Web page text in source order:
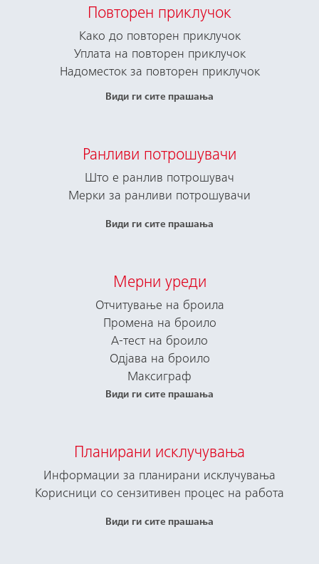
Повторен приклучок
Како до повторен приклучок
Уплата на повторен приклучок
Надоместок за повторен приклучок
Види ги сите прашања
Ранливи потрошувачи
Што е ранлив потрошувач
Мерки за ранливи потрошувачи
Види ги сите прашања
Мерни уреди
Отчитување на броила
Промена на броило
А-тест на броило
Одјава на броило
Максиграф
Види ги сите прашања
Планирани исклучувања
Информации за планирани исклучувања
Корисници со сензитивен процес на работа
Види ги сите прашања